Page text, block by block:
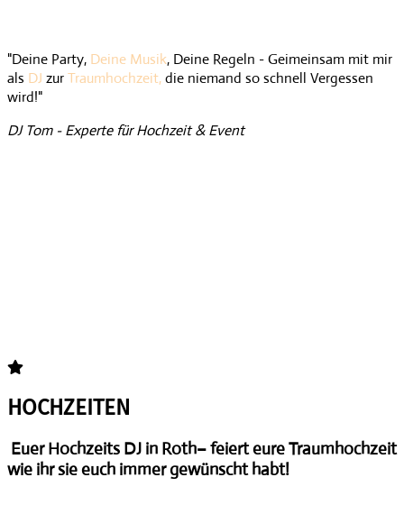
"Deine Party, Deine Musik, Deine Regeln - Geimeinsam mit mir
als DJ zurTraumhochzeit,die niemand so schnell Vergessen
wird!"
DJ Tom - Experte für Hochzeit & Event
HOCHZEITEN
Euer Hochzeits DJ in Roth– feiert eure Traumhochzeit
wie ihr sie euch immer gewünscht habt!